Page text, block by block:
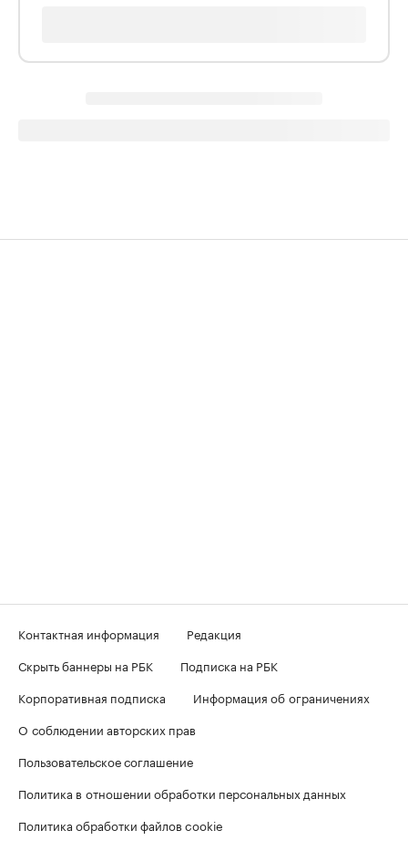
Контактная информация
Редакция
Скрыть баннеры на РБК
Подписка на РБК
Корпоративная подписка
Информация об ограничениях
О соблюдении авторских прав
Пользовательское соглашение
Политика в отношении обработки персональных данных
Политика обработки файлов cookie